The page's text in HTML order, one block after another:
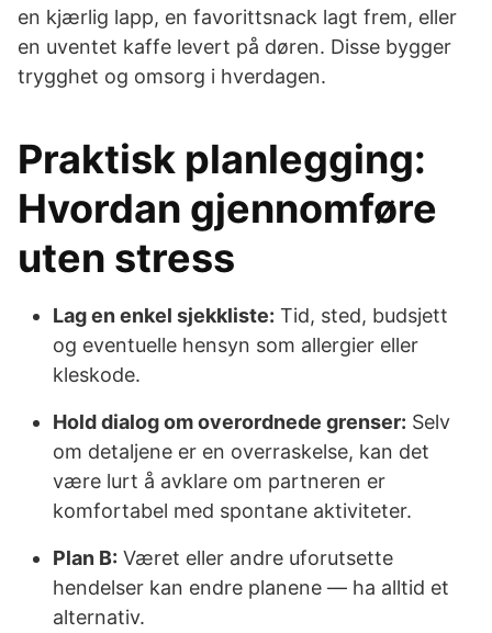
en kjærlig lapp, en favorittsnack lagt frem, eller
en uventet kaffe levert på døren. Disse bygger
trygghet og omsorg i hverdagen.
Praktisk planlegging:
Hvordan gjennomføre
uten stress
Lag en enkel sjekkliste: Tid, sted, budsjett
og eventuelle hensyn som allergier eller
kleskode.
Hold dialog om overordnede grenser: Selv
om detaljene er en overraskelse, kan det
være lurt å avklare om partneren er
komfortabel med spontane aktiviteter.
Plan B: Været eller andre uforutsette
hendelser kan endre planene — ha alltid et
alternativ.